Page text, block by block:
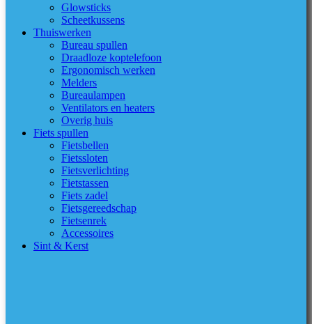
Glowsticks
Scheetkussens
Thuiswerken
Bureau spullen
Draadloze koptelefoon
Ergonomisch werken
Melders
Bureaulampen
Ventilators en heaters
Overig huis
Fiets spullen
Fietsbellen
Fietssloten
Fietsverlichting
Fietstassen
Fiets zadel
Fietsgereedschap
Fietsenrek
Accessoires
Sint & Kerst